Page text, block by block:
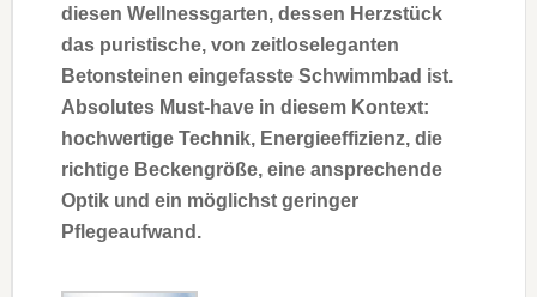
diesen Wellnessgarten, dessen Herzstück
das puristische, von zeitloseleganten
Betonsteinen eingefasste Schwimmbad ist.
Absolutes Must-have in diesem Kontext:
hochwertige Technik, Energieeffizienz, die
richtige Beckengröße, eine ansprechende
Optik und ein möglichst geringer
Pflegeaufwand.